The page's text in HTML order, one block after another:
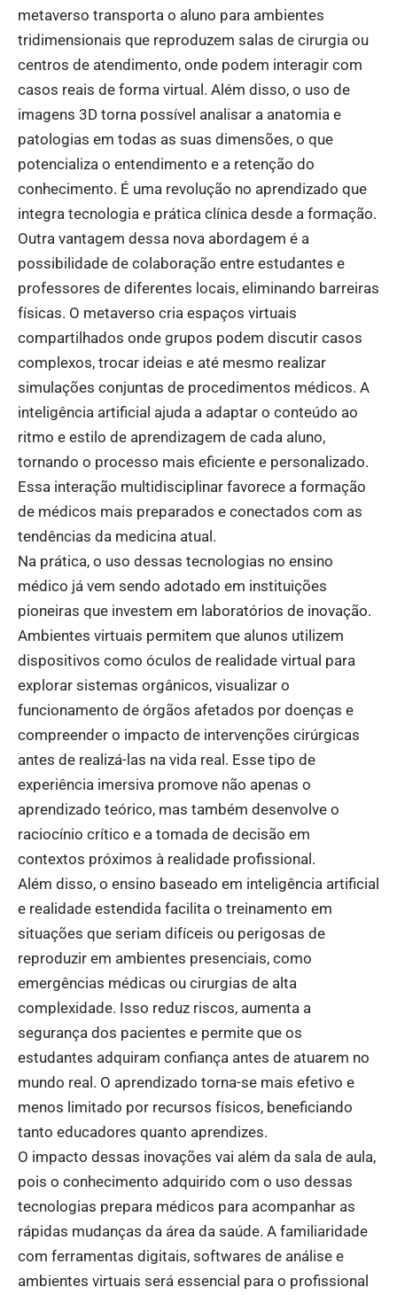
metaverso transporta o aluno para ambientes
tridimensionais que reproduzem salas de cirurgia ou
centros de atendimento, onde podem interagir com
casos reais de forma virtual. Além disso, o uso de
imagens 3D torna possível analisar a anatomia e
patologias em todas as suas dimensões, o que
potencializa o entendimento e a retenção do
conhecimento. É uma revolução no aprendizado que
integra tecnologia e prática clínica desde a formação.
Outra vantagem dessa nova abordagem é a
possibilidade de colaboração entre estudantes e
professores de diferentes locais, eliminando barreiras
físicas. O metaverso cria espaços virtuais
compartilhados onde grupos podem discutir casos
complexos, trocar ideias e até mesmo realizar
simulações conjuntas de procedimentos médicos. A
inteligência artificial ajuda a adaptar o conteúdo ao
ritmo e estilo de aprendizagem de cada aluno,
tornando o processo mais eficiente e personalizado.
Essa interação multidisciplinar favorece a formação
de médicos mais preparados e conectados com as
tendências da medicina atual.
Na prática, o uso dessas tecnologias no ensino
médico já vem sendo adotado em instituições
pioneiras que investem em laboratórios de inovação.
Ambientes virtuais permitem que alunos utilizem
dispositivos como óculos de realidade virtual para
explorar sistemas orgânicos, visualizar o
funcionamento de órgãos afetados por doenças e
compreender o impacto de intervenções cirúrgicas
antes de realizá-las na vida real. Esse tipo de
experiência imersiva promove não apenas o
aprendizado teórico, mas também desenvolve o
raciocínio crítico e a tomada de decisão em
contextos próximos à realidade profissional.
Além disso, o ensino baseado em inteligência artificial
e realidade estendida facilita o treinamento em
situações que seriam difíceis ou perigosas de
reproduzir em ambientes presenciais, como
emergências médicas ou cirurgias de alta
complexidade. Isso reduz riscos, aumenta a
segurança dos pacientes e permite que os
estudantes adquiram confiança antes de atuarem no
mundo real. O aprendizado torna-se mais efetivo e
menos limitado por recursos físicos, beneficiando
tanto educadores quanto aprendizes.
O impacto dessas inovações vai além da sala de aula,
pois o conhecimento adquirido com o uso dessas
tecnologias prepara médicos para acompanhar as
rápidas mudanças da área da saúde. A familiaridade
com ferramentas digitais, softwares de análise e
ambientes virtuais será essencial para o profissional